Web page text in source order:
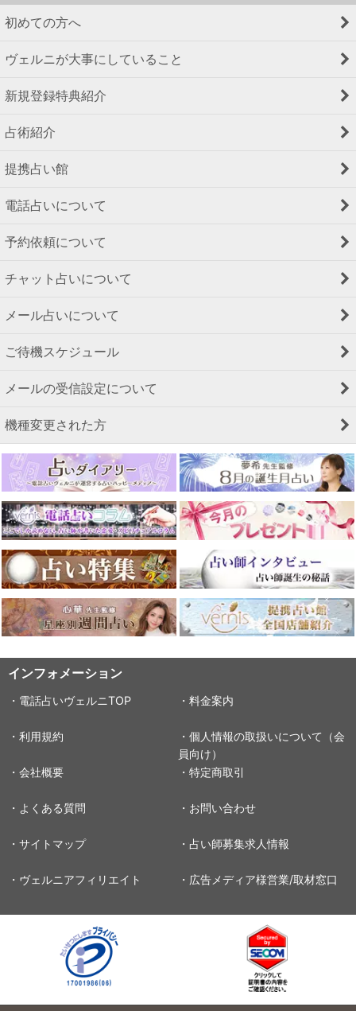
初めての方へ
ヴェルニが大事にしていること
新規登録特典紹介
占術紹介
提携占い館
電話占いについて
予約依頼について
チャット占いについて
メール占いについて
ご待機スケジュール
メールの受信設定について
機種変更された方
インフォメーション
・電話占いヴェルニTOP ・料金案内
・利用規約
・個人情報の取扱いについて（会
員向け）
・会社概要
・特定商取引
・よくある質問 ・お問い合わせ
・サイトマップ ・占い師募集求人情報
・ヴェルニアフィリエイト ・広告メディア様営業/取材窓口